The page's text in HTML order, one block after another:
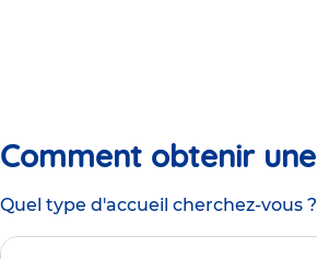
Comment obtenir
Quel type d'accueil cherchez-vous ?